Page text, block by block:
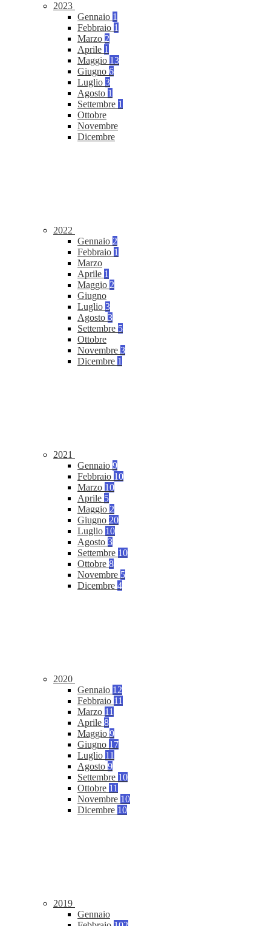
2023
Gennaio 1
Febbraio 1
Marzo 2
Aprile 1
Maggio 13
Giugno 6
Luglio 3
Agosto 1
Settembre 1
Ottobre
Novembre
Dicembre
2022
Gennaio 2
Febbraio 1
Marzo
Aprile 1
Maggio 2
Giugno
Luglio 3
Agosto 3
Settembre 5
Ottobre
Novembre 3
Dicembre 1
2021
Gennaio 9
Febbraio 10
Marzo 10
Aprile 5
Maggio 2
Giugno 20
Luglio 10
Agosto 3
Settembre 10
Ottobre 8
Novembre 5
Dicembre 4
2020
Gennaio 12
Febbraio 11
Marzo 11
Aprile 8
Maggio 9
Giugno 17
Luglio 11
Agosto 9
Settembre 10
Ottobre 11
Novembre 10
Dicembre 10
2019
Gennaio